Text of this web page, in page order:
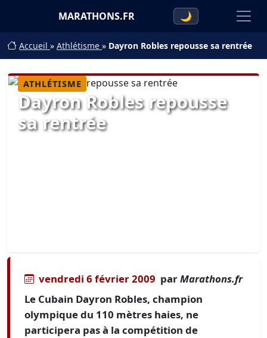
MARATHONS.FR 🌙
Accueil » Athlétisme » Dayron Robles repousse sa rentrée
ATHLÉTISME
Dayron Robles repousse
sa rentrée
vendredi 6 février 2009 parMarathons.fr
Le Cubain Dayron Robles, champion
olympique du 110 mètres haies, ne
participera pas à la compétition de